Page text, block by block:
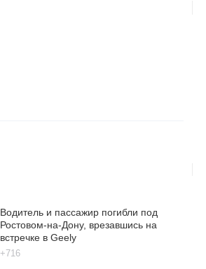
Водитель и пассажир погибли под
Ростовом-на-Дону, врезавшись на
встречке в Geely
+716